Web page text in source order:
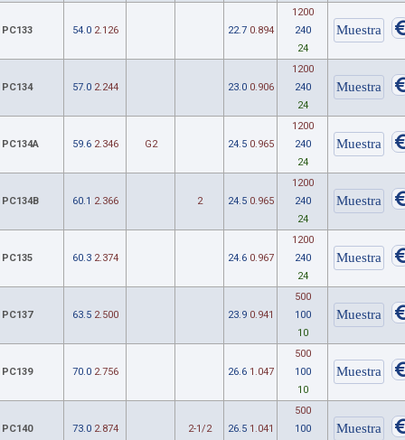
PC133 54.0 2.126 22.7 0.894
1200
240
24
PC134 57.0 2.244 23.0 0.906
1200
240
24
PC134A 59.6 2.346 G2 24.5 0.965
1200
240
24
PC134B 60.1 2.366 2 24.5 0.965
1200
240
24
PC135 60.3 2.374 24.6 0.967
1200
240
24
PC137 63.5 2.500 23.9 0.941
500
100
10
PC139 70.0 2.756 26.6 1.047
500
100
10
PC140 73.0 2.874 2-1/2 26.5 1.041
500
100